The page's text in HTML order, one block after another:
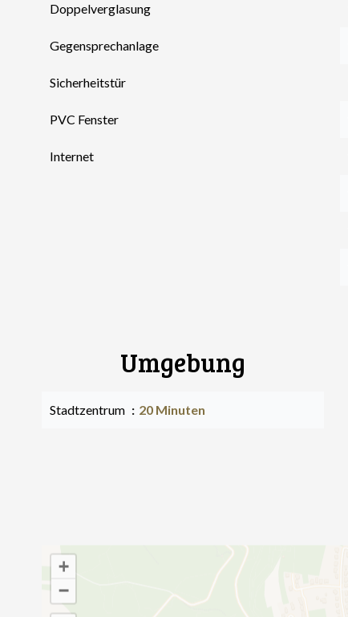
Doppelverglasung
Gegensprechanlage
Sicherheitstür
PVC Fenster
Internet
Umgebung
Stadtzentrum 20 Minuten
−